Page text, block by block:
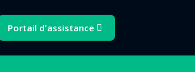
Portail d'assistance